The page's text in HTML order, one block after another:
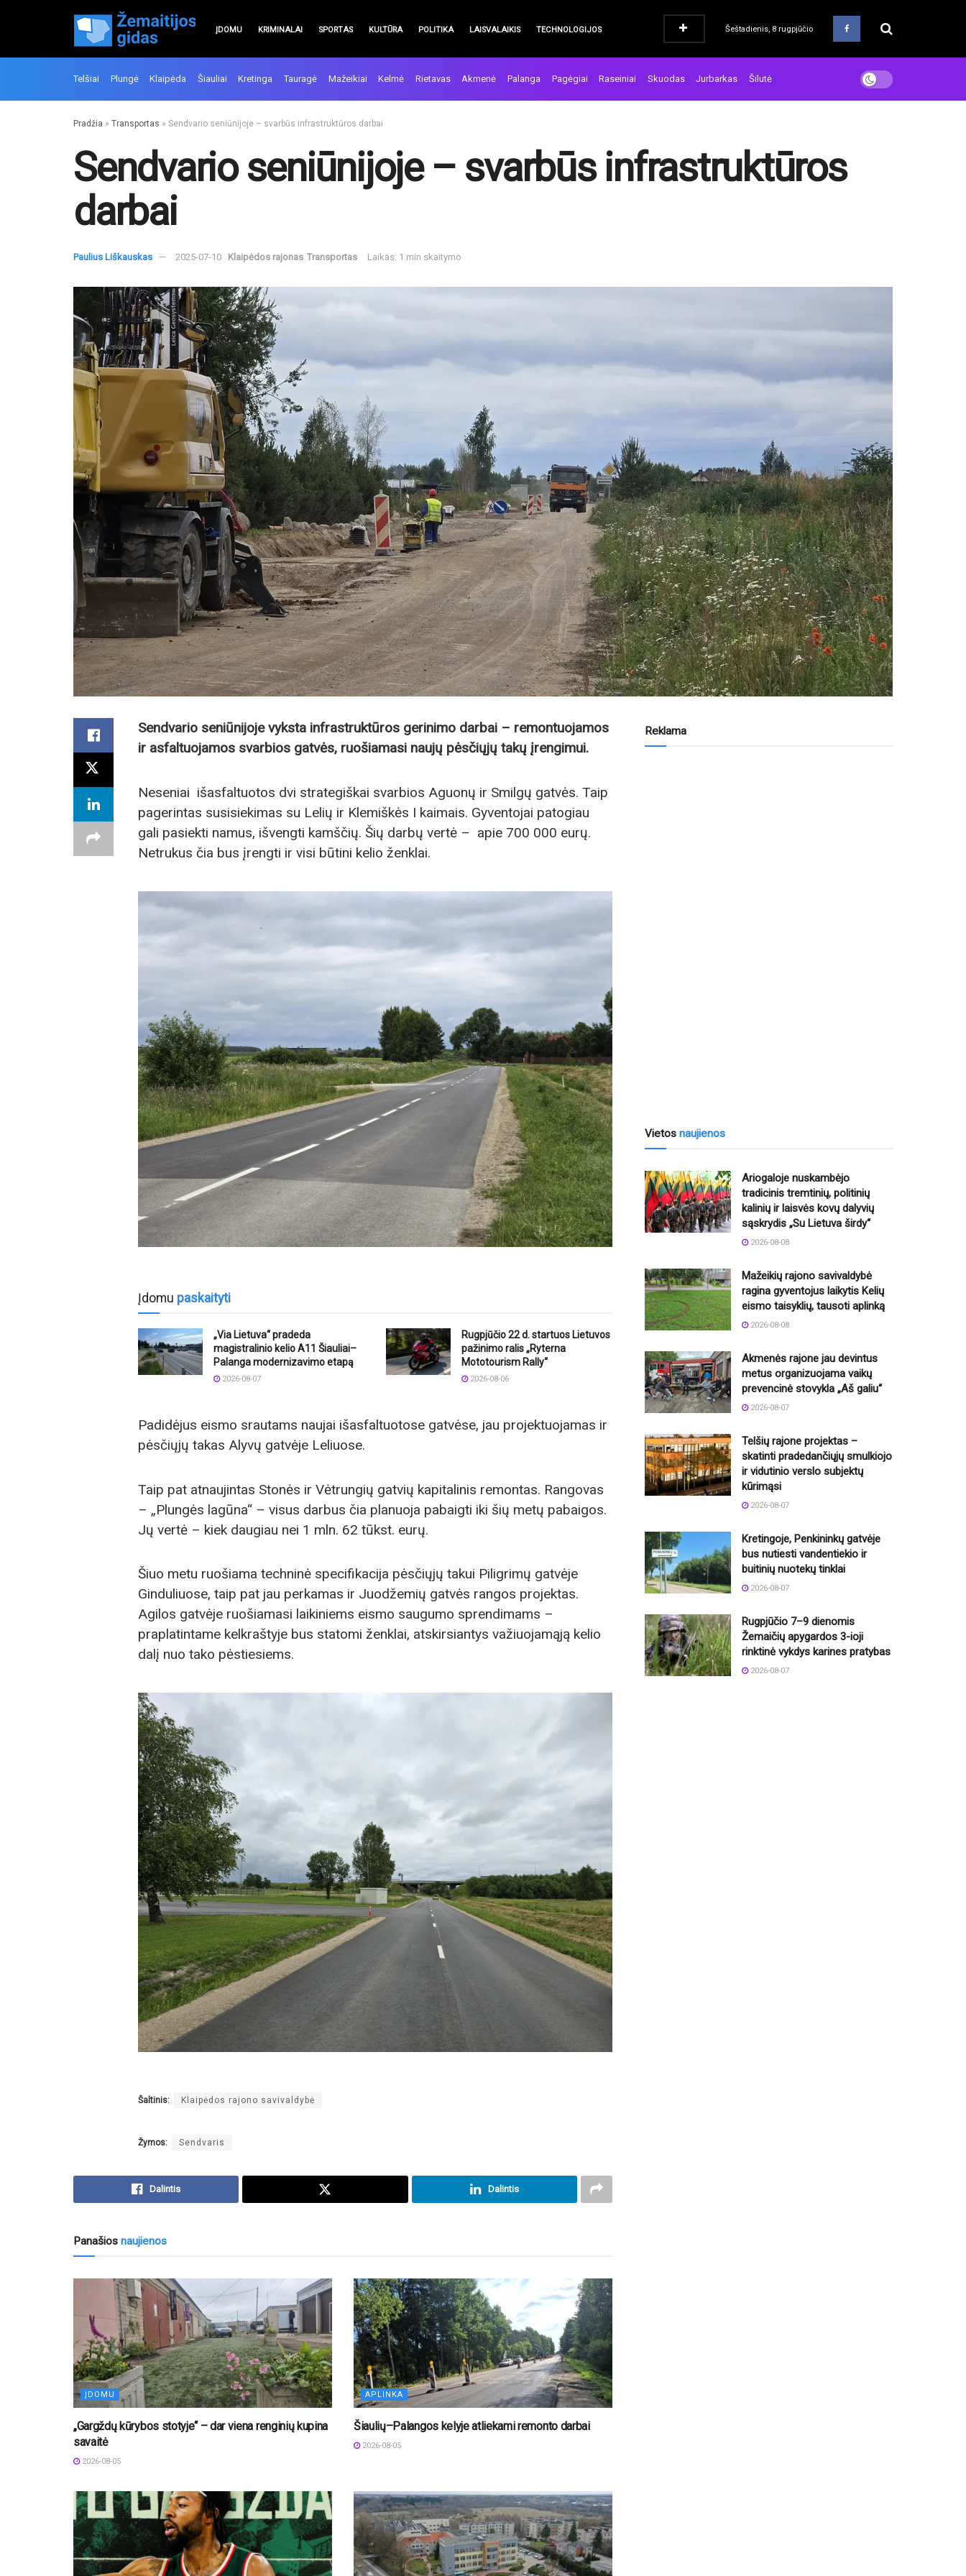
ĮDOMU KRIMINALAI SPORTAS KULTŪRA POLITIKA LAISVALAIKIS TECHNOLOGIJOS Šeštadienis, 8 rugpjūčio
Telšiai Plungė Klaipėda Šiauliai Kretinga Tauragė Mažeikiai Kelmė Rietavas Akmenė Palanga Pagėgiai Raseiniai Skuodas Jurbarkas Šilutė
Pradžia » Transportas » Sendvario seniūnijoje – svarbūs infrastruktūros darbai
Sendvario seniūnijoje – svarbūs infrastruktūros
darbai
Paulius Liškauskas 2025-07-10 Klaipėdos rajonas Transportas Laikas: 1 min skaitymo
Sendvario seniūnijoje vyksta infrastruktūros gerinimo darbai – remontuojamos
ir asfaltuojamos svarbios gatvės, ruošiamasi naujų pėsčiųjų takų įrengimui.
Neseniai išasfaltuotos dvi strategiškai svarbios Aguonų ir Smilgų gatvės. Taip
pagerintas susisiekimas su Lelių ir Klemiškės I kaimais. Gyventojai patogiau
gali pasiekti namus, išvengti kamščių. Šių darbų vertė – apie 700 000 eurų.
Netrukus čia bus įrengti ir visi būtini kelio ženklai.
Įdomu paskaityti
„Via Lietuva“ pradeda
magistralinio kelio A11 Šiauliai–
Palanga modernizavimo etapą
2026-08-07
Rugpjūčio 22 d. startuos Lietuvos
pažinimo ralis „Ryterna
Mototourism Rally“
2026-08-06
Padidėjus eismo srautams naujai išasfaltuotose gatvėse, jau projektuojamas ir
pėsčiųjų takas Alyvų gatvėje Leliuose.
Taip pat atnaujintas Stonės ir Vėtrungių gatvių kapitalinis remontas. Rangovas
– „Plungės lagūna“ – visus darbus čia planuoja pabaigti iki šių metų pabaigos.
Jų vertė – kiek daugiau nei 1 mln. 62 tūkst. eurų.
Šiuo metu ruošiama techninė specifikacija pėsčiųjų takui Piligrimų gatvėje
Ginduliuose, taip pat jau perkamas ir Juodžemių gatvės rangos projektas.
Agilos gatvėje ruošiamasi laikiniems eismo saugumo sprendimams –
praplatintame kelkraštyje bus statomi ženklai, atskirsiantys važiuojamąją kelio
dalį nuo tako pėstiesiems.
Šaltinis: Klaipėdos rajono savivaldybė
Žymos: Sendvaris
Dalintis Dalintis
Panašios naujienos
ĮDOMU
„Gargždų kūrybos stotyje“ – dar viena renginių kupina
savaitė
2026-08-05
APLINKA
Šiaulių–Palangos kelyje atliekami remonto darbai
2026-08-05
Reklama
Vietos naujienos
Ariogaloje nuskambėjo
tradicinis tremtinių, politinių
kalinių ir laisvės kovų dalyvių
sąskrydis „Su Lietuva širdy“
2026-08-08
Mažeikių rajono savivaldybė
ragina gyventojus laikytis Kelių
eismo taisyklių, tausoti aplinką
2026-08-08
Akmenės rajone jau devintus
metus organizuojama vaikų
prevencinė stovykla „Aš galiu“
2026-08-07
Telšių rajone projektas –
skatinti pradedančiųjų smulkiojo
ir vidutinio verslo subjektų
kūrimąsi
2026-08-07
Kretingoje, Penkininkų gatvėje
bus nutiesti vandentiekio ir
buitinių nuotekų tinklai
2026-08-07
Rugpjūčio 7–9 dienomis
Žemaičių apygardos 3-ioji
rinktinė vykdys karines pratybas
2026-08-07